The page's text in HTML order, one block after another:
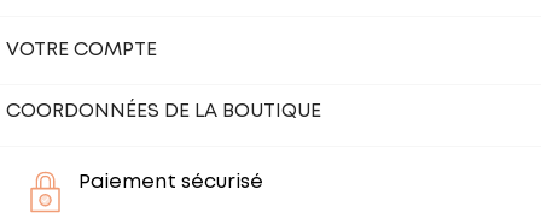
VOTRE COMPTE
COORDONNÉES DE LA BOUTIQUE
Paiement sécurisé